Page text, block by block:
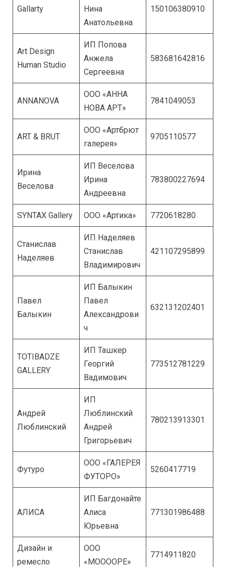
Gallarty
Нина
Анатольевна
150106380910
Art Design
Human Studio
ИП Попова
Анжела
Сергеевна
583681642816
ANNANOVA
ООО «АННА
НОВА АРТ»
7841049053
ART & BRUT
ООО «Артбрют
галерея»
9705110577
Ирина
Веселова
ИП Веселова
Ирина
Андреевна
783800227694
SYNTAX Gallery ООО «Артика» 7720618280
Станислав
Наделяев
ИП Наделяев
Станислав
Владимирович
421107295899
Павел
Балыкин
ИП Балыкин
Павел
Александрови
ч
632131202401
TOTIBADZE
GALLERY
ИП Ташкер
Георгий
Вадимович
773512781229
Андрей
Люблинский
ИП
Люблинский
Андрей
Григорьевич
780213913301
Футуро
ООО «ГАЛЕРЕЯ
ФУТОРО»
5260417719
АЛИСА
ИП Багдонайте
Алиса
Юрьевна
771301986488
Дизайн и
ремесло
ООО
«МООООРЕ»
7714911820